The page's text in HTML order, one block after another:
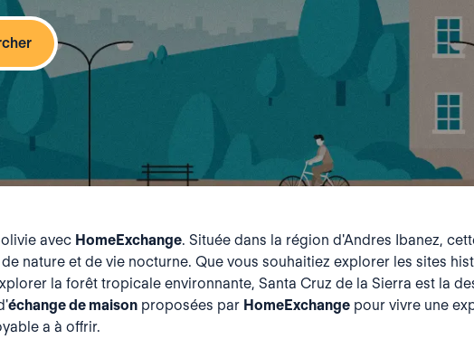
avec HomeExchange. Située dans la région d'Andres Ibanez,
nature et de vie nocturne. Que vous souhaitiez explorer les sites
la forêt tropicale environnante, Santa Cruz de la Sierra est la
échange de maison proposées par HomeExchange pour vivre une
a à offrir.